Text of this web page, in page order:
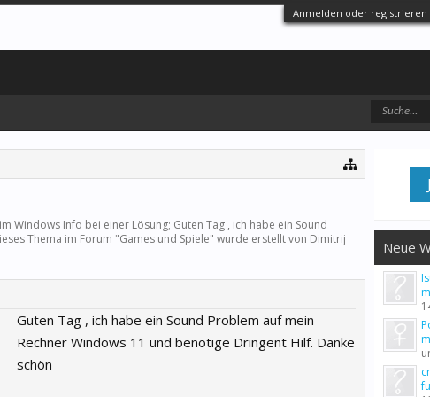
Anmelden oder registrieren
im Windows Info bei einer Lösung; Guten Tag , ich habe ein Sound
Thema im Forum "Games und Spiele" wurde erstellt von Dimitrij
Guten Tag , ich habe ein Sound Problem auf mein
Rechner Windows 11 und benötige Dringent Hilf. Danke
schön
Neue